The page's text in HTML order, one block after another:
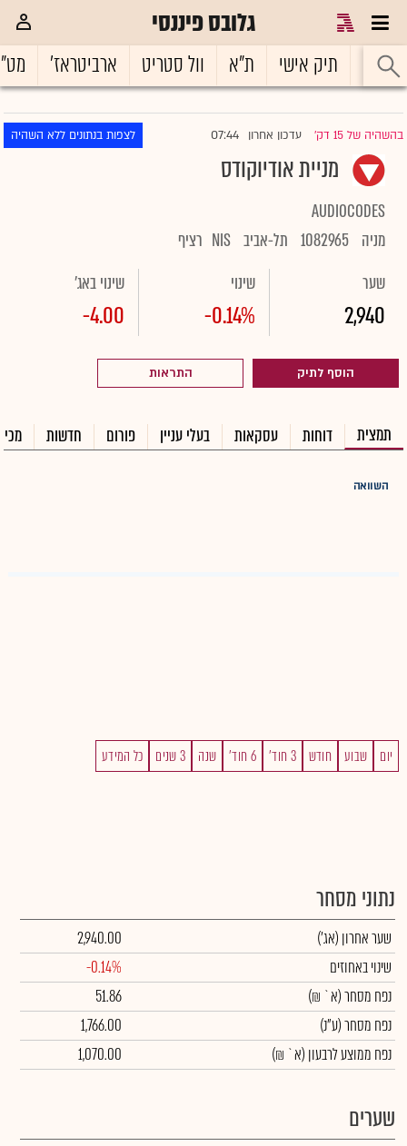
גלובס פיננסי
ראשי תיק אישי ת"א וול סטריט ארביטראז'
בהשהיה של 15 דק' |עדכון אחרון 07:44 לצפות בנתונים ללא השהיה
מניית אודיוקודס
AUDIOCODES
מניה 1082965 תל-אביב NIS רציף
שער
2,940
שינוי
-0.14%
שינוי באג'
-4.00
הוסף לתיק התראות
תמצית דוחות עסקאות בעלי עניין פורום חדשות
השוואה
יום שבוע חודש 3 חוד' 6 חוד' שנה 3 שנים כל המידע
נתוני מסחר
שער אחרון (אג')
2,940.00
שינוי באחוזים
-0.14%
נפח מסחר(א` ₪)
51.86
נפח מסחר(ע"נ)
1,766.00
נפח ממוצע לרבעון (א` ₪)
1,070.00
שערים